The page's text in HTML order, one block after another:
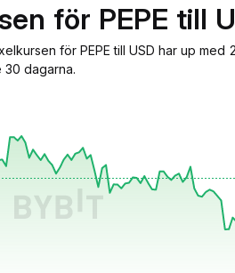
för PEPE till
för PEPE till USD har up
dagarna.